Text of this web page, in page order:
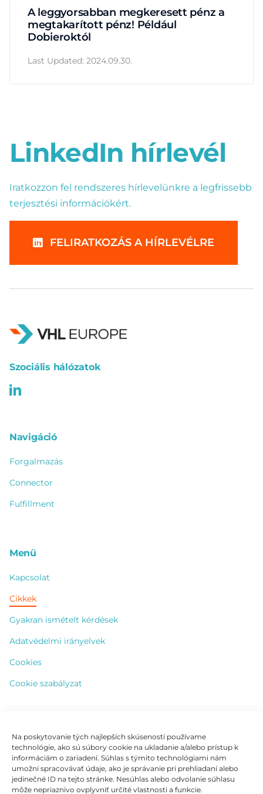
Na poskytovanie tých najlepších skúseností používame
technológie, ako sú súbory cookie na ukladanie a/alebo prístup k
informáciám o zariadení. Súhlas s týmito technológiami nám
umožní spracovávať údaje, ako je správanie pri prehliadaní alebo
jedinečné ID na tejto stránke. Nesúhlas alebo odvolanie súhlasu
môže nepriaznivo ovplyvniť určité vlastnosti a funkcie.
A leggyorsabban megkeresett pénz a
megtakarított pénz! Például
Dobieroktól
Last Updated: 2024.09.30.
LinkedIn hírlevél
Iratkozzon fel rendszeres hírlevelünkre a legfrissebb
terjesztési információkért.
FELIRATKOZÁS A HÍRLEVÉLRE
Szociális hálózatok
Navigáció
Forgalmazás
Connector
Fulfillment
Menü
Kapcsolat
Cikkek
Gyakran ismételt kérdések
Adatvédelmi irányelvek
Cookies
Cookie szabályzat
Kapcsolat
+421 904 828 365
info@vhleurope.com